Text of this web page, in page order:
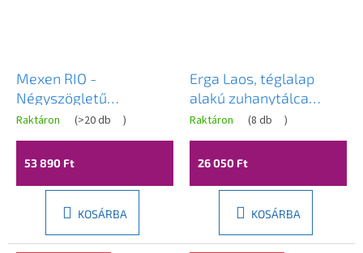
Mexen RIO -
Négyszögletű
zuhanytálca 100x80x14
cm + króm szifon, fehér,
45108010
Raktáron (>20 db )
53 890 Ft
KOSÁRBA
Erga Laos, téglalap
alakú zuhanytálca
90x80x5cm, akril,
fényes fehér, ERG-V06-
ACR-8090S-WH-CR
Raktáron (8 db )
26 050 Ft
KOSÁRBA